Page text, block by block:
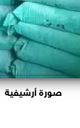
صورة أرشيفية